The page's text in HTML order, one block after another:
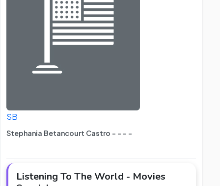
SB
Stephania Betancourt Castro - - - -
Listening To The World - Movies